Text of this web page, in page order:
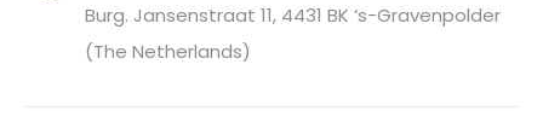
Burg. Jansenstraat 11, 4431 BK ‘s-Gravenpolder
(The Netherlands)